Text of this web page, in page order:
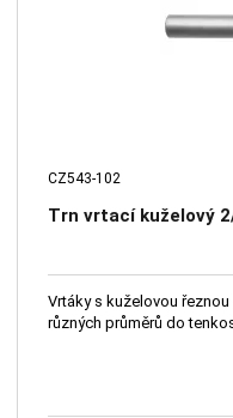
CZ543-102
Trn vrtací kuželový
Vrtáky s kuželovou řeznou částí